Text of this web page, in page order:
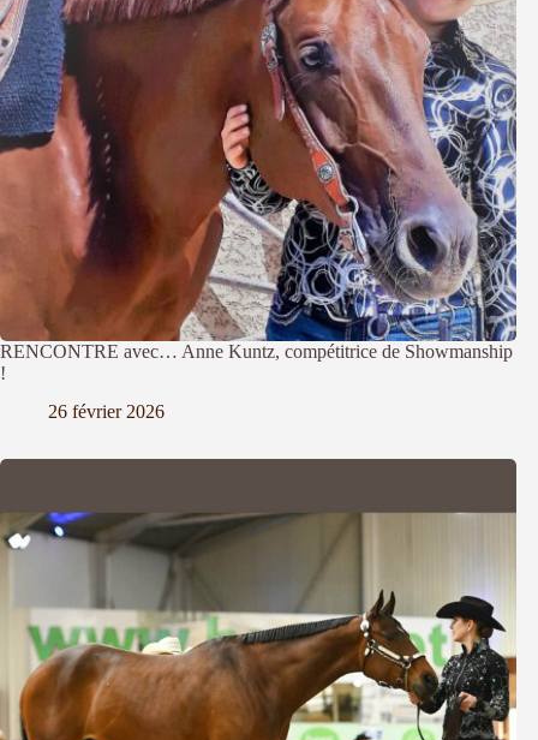
RENCONTRE avec… Anne Kuntz, compétitrice de Showmanship
!
26 février 2026